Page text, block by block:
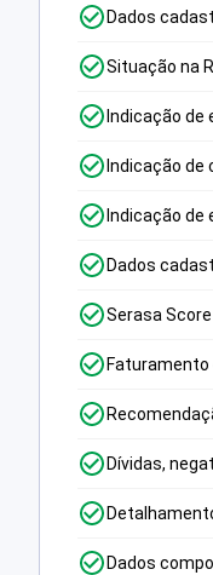
Dados
Situação na
Indicação
Indicação
Indicação de
Dados
Serasa
Faturamento
Dívidas,
Dados